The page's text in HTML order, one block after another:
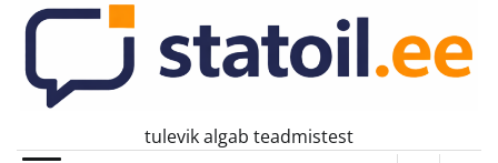
Skip
content
tulevik algab teadmistest